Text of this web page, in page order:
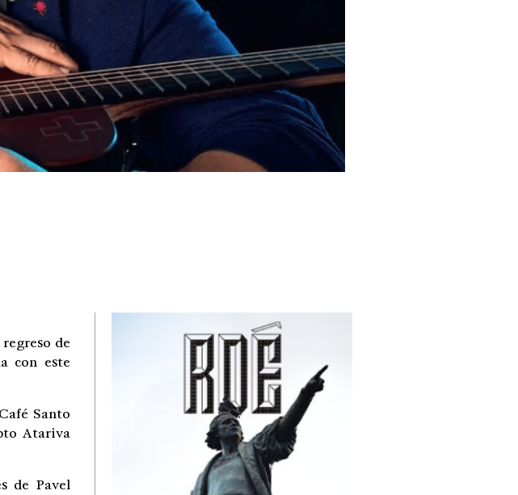
de
con este
Santo
Atariva
de Pavel